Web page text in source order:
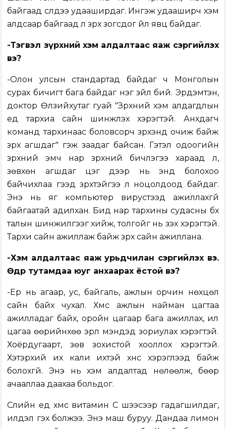
байгаад сүүлдээ удааширдаг. Ингэж удааширч хэм
алдсаар байгаад л зүрх зогсдог үйл явц байдаг.
-Тэгвэл зүрхний хэм алдалтаас яаж сэргийлэх
вэ?
-Олон улсын стандартад байдаг ч Монголын
сурах бичигт бага байдаг нэг зүйл бий. Эрдэмтэн,
доктор Өлзийхутаг гуай "Зүрхний хэм алдагдлын
үед тархиа сайн шинжлэх хэрэгтэй. Анхдагч
команд тархинаас боловсорч зүрхэнд очиж байж
зүрх агшдаг" гэж заадаг байсан. Гэтэл одоогийн
зүрхний эмч нар зүрхний бичлэгээ хараад л,
зөвхөн агшдаг цэг дээр нь энд болохоо
байчихлаа гээд зүрхтэйгээ л ноцолдоод байдаг.
Энэ нь яг компьютер вирустээд ажиллахгүй
байгаатай адилхан. Бид нар тархины судасны бүх
талын шинжилгээг хийж, толгойг нь үзэх хэрэгтэй.
Тархи сайн ажиллаж байж зүрх сайн ажиллана.
-Хэм алдалтаас яаж урьдчилан сэргийлэх вэ.
Өдөр тутамдаа юуг анхаарах ёстой вэ?
-Ер нь агаар, ус, байгаль, ажлын орчин нөхцөл
сайн байх чухал. Хүмүүс ажлын найман цагтаа
ажилладаг байх, оройн цагаар бага ажиллах, илүү
цагаа өөрийнхөө эрүүл мэндэд зориулах хэрэгтэй.
Хоёрдугаарт, зөв зохистой хооллох хэрэгтэй.
Хэтэрхий их кали ихтэй хүнс хэрэглээд байж
болохгүй. Энэ нь хэм алдалтад нөлөөлж, бөөр
ачааллаа даахаа больдог.
Сүүлийн үед хүмүүс витамин C шээсээр гадагшилдаг,
илүүдэл гэх болжээ. Энэ маш буруу. Дандаа лимон